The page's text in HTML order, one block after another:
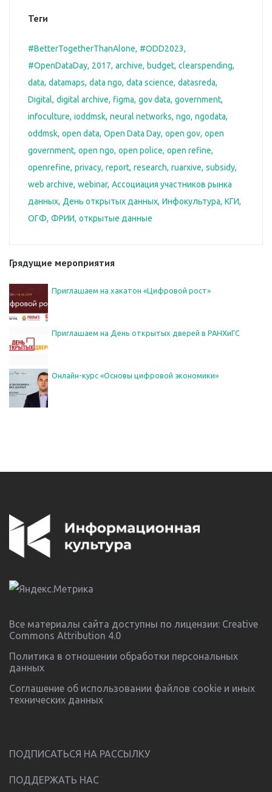
Теги
#BetterTogetherThanAlone #ODD2023
#OpenDataDay 2017 archive budget clearspending
data datamaps data ngo data science datasreda
Digital digital archive figma gov data government
infoculture ioddmsk neural networks ngo ngodata
oddmsk open data Open Data Day open gov open
government open ngo open police open refine
openrefine privacy report research ruarxive subsidy
web archive webinar Ассоциация участников рынка
данных День открытых данных Инфокультура КГИ
ОГФ ФРИИ открытые данные
Грядущие мероприятия
Приглашаем на хакатон «Цифровой рост»
Приглашаем на День открытых дверей в РАНХиГС
Онлайн-курс «Основы цифровой экономики»
Все материалы сайта доступны по лицензии: Creative
Commons Attribution 4.0
Политика в отношении обработки персональных
данных
Соглашение об использовании файлов cookie и иных
технических данных
ПОДПИСАТЬСЯ НА РАССЫЛКУ
ПОДДЕРЖАТЬ НАС